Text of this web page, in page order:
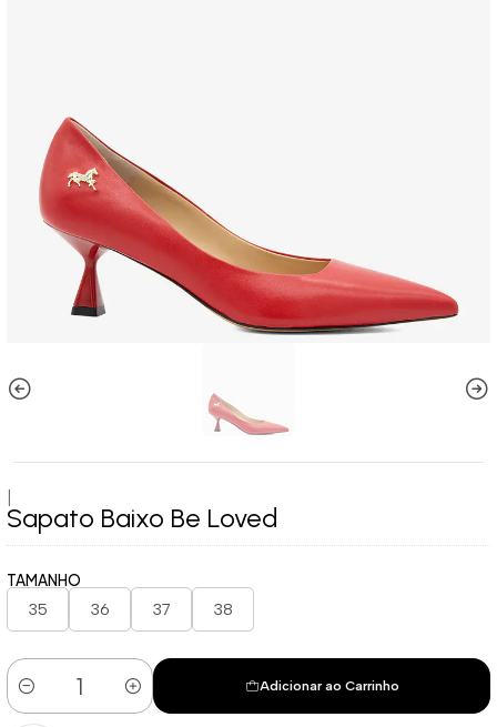
Sapato Baixo Be Loved
TAMANHO
35 36 37 38
Quantidade
Adicionar ao Carrinho